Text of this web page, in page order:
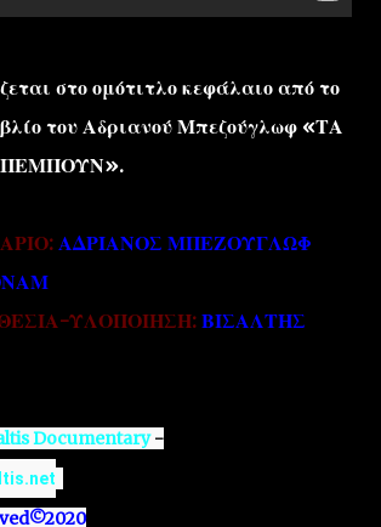
στο ομότιτλο κεφάλαιο από το
του Αδριανού Μπεζούγλωφ «ΤΑ
ΑΔΡΙΑΝΟΣ ΜΠΕΖΟΥΓΛΩΦ
ΥΛΟΠΟΙΗΣΗ: ΒΙΣΑΛΤΗΣ
Documentary -